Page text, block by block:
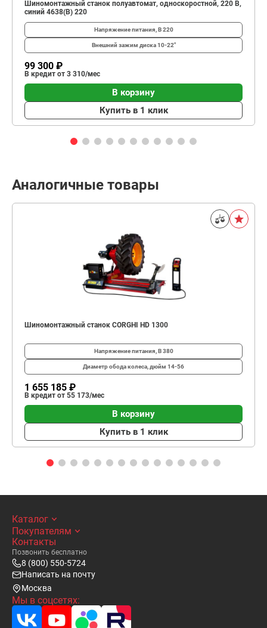
Шиномонтажный станок полуавтомат, односкоростной, 220 В,
синий 4638(B) 220
Напряжение питания, В220
Внешний зажим диска10-22"
99 300 ₽
В кредит от 3 310/мес
В корзину
Купить в 1 клик
Аналогичные товары
Шиномонтажный станок CORGHI HD 1300
Напряжение питания, В380
Диаметр обода колеса, дюйм 14-56
1 655 185 ₽
В кредит от 55 173/мес
В корзину
Купить в 1 клик
Каталог
Покупателям
Контакты
Позвонить бесплатно
8 (800) 550-5724
Написать на почту
Москва
Мы в соцсетях: